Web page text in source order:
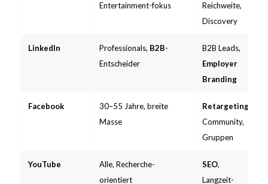
Entertainment-fokus
Reichweite,
Discovery
LinkedIn Professionals, B2B-
Entscheider
B2B Leads,
Employer
Branding
Facebook
30–55 Jahre, breite
Masse
Retargeting
Community,
Gruppen
YouTube
Alle, Recherche-
orientiert
SEO,
Langzeit-